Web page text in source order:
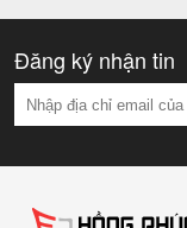
Đăng ký nhận tin